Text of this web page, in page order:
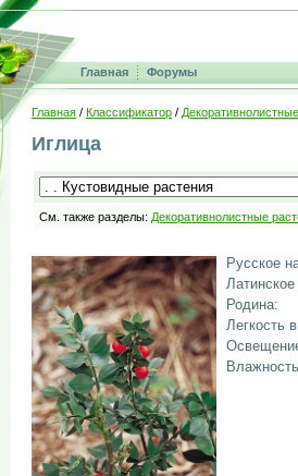
Главная Форумы
Главная / Классификатор /
Иглица
См. также разделы: Декоративнолистные
Русское
Родина:
Легкость